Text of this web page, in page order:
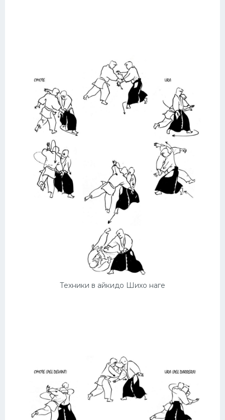
Техники в айкидо Шихо наге